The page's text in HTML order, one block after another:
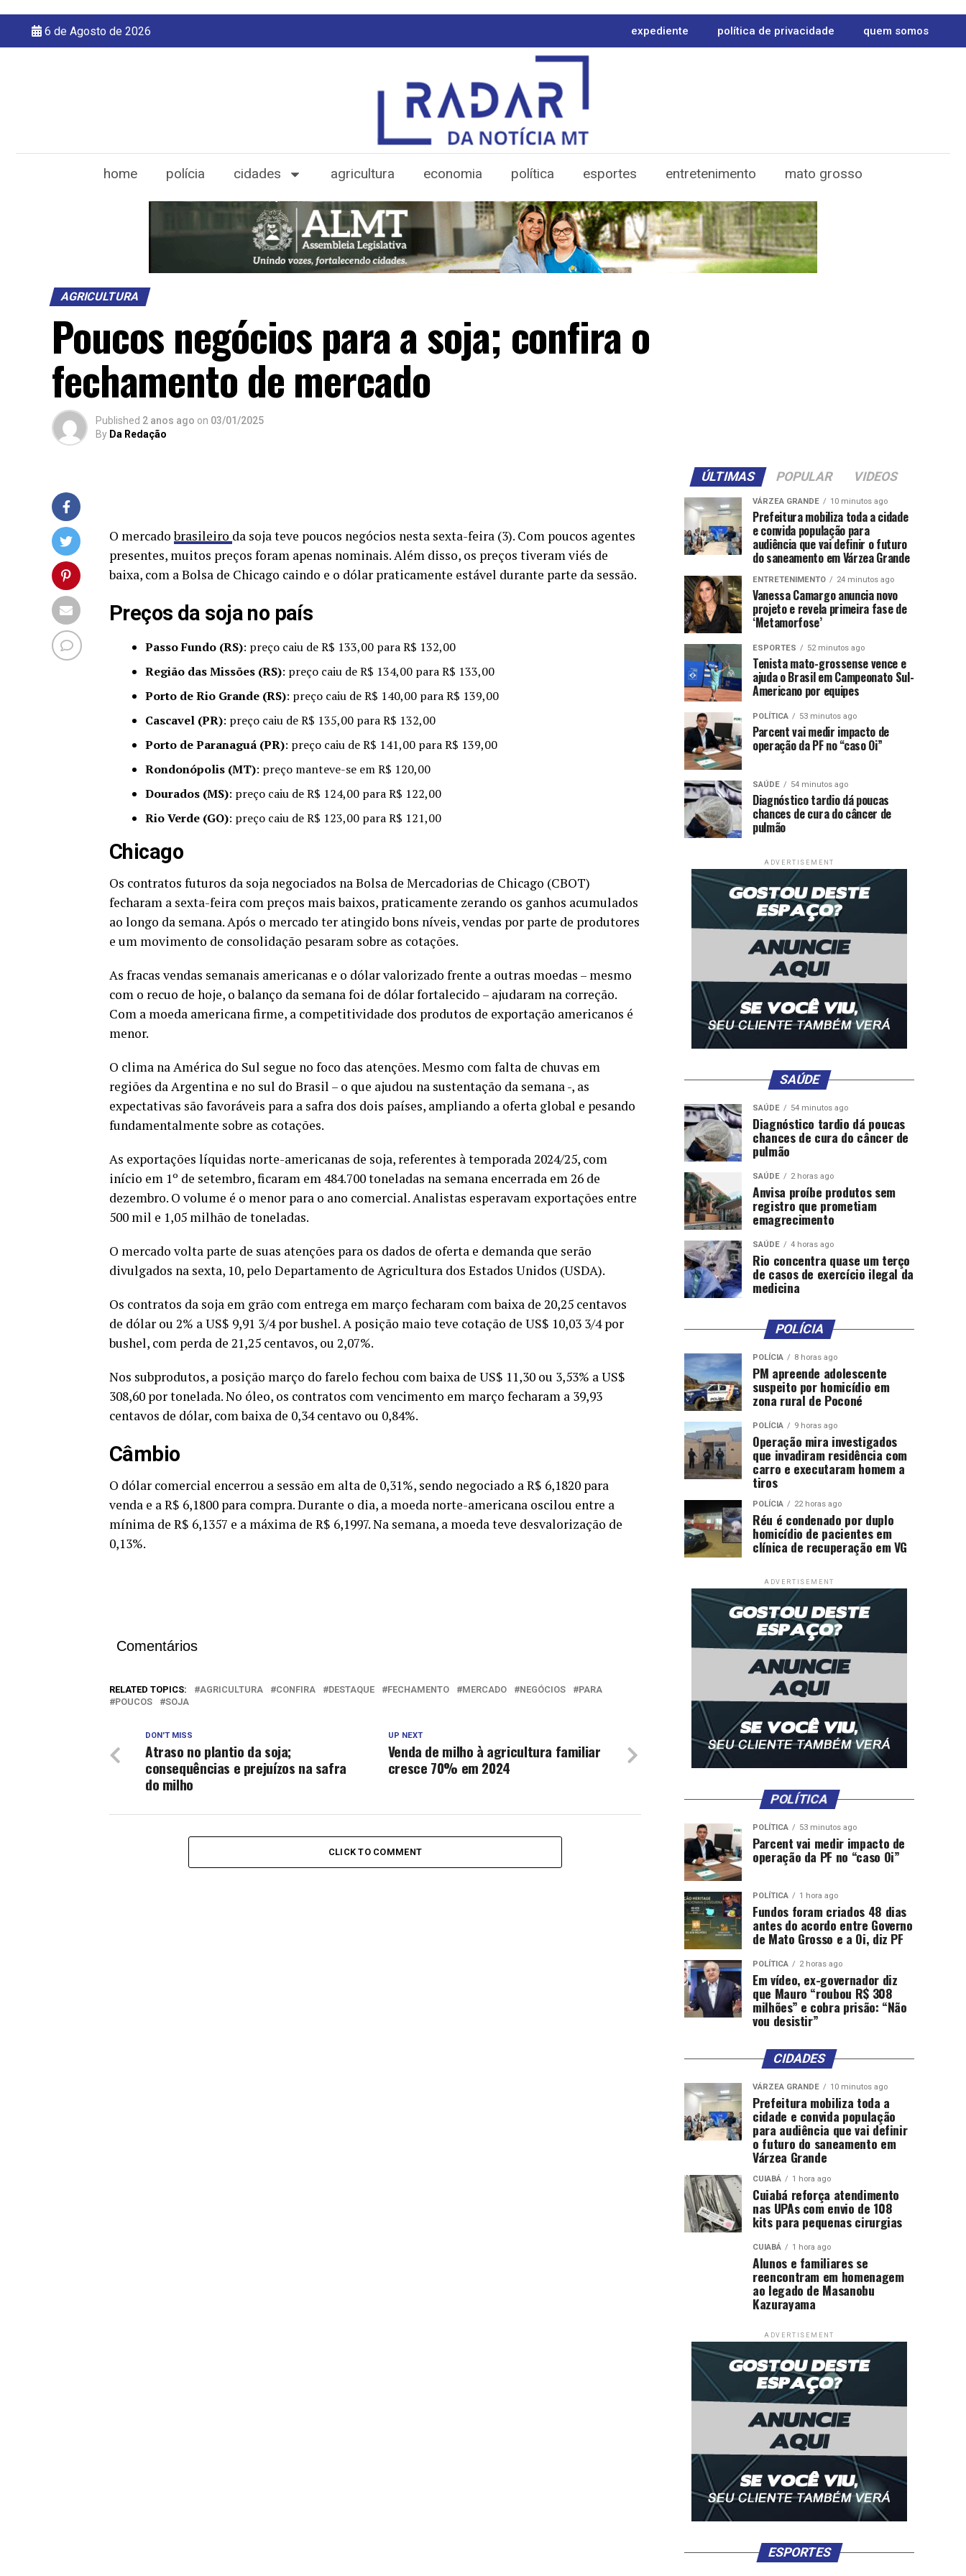
6 de Agosto de 2026 expediente política de privacidade quem somos
home polícia cidades agricultura economia política esportes entretenimento mato grosso
AGRICULTURA
Poucos negócios para a soja; confira o
fechamento de mercado
Published 2 anos ago on 03/01/2025
By Da Redação
O mercadobrasileiro da soja teve poucos negócios nesta sexta-feira (3). Com poucos agentes
presentes, muitos preços foram apenas nominais. Além disso, os preços tiveram viés de
baixa, com a Bolsa de Chicago caindo e o dólar praticamente estável durante parte da sessão.
Preços da soja no país
Passo Fundo (RS): preço caiu de R$ 133,00 para R$ 132,00
Região das Missões (RS): preço caiu de R$ 134,00 para R$ 133,00
Porto de Rio Grande (RS): preço caiu de R$ 140,00 para R$ 139,00
Cascavel (PR): preço caiu de R$ 135,00 para R$ 132,00
Porto de Paranaguá (PR): preço caiu de R$ 141,00 para R$ 139,00
Rondonópolis (MT): preço manteve-se em R$ 120,00
Dourados (MS): preço caiu de R$ 124,00 para R$ 122,00
Rio Verde (GO): preço caiu de R$ 123,00 para R$ 121,00
Chicago
Os contratos futuros da soja negociados na Bolsa de Mercadorias de Chicago (CBOT)
fecharam a sexta-feira com preços mais baixos, praticamente zerando os ganhos acumulados
ao longo da semana. Após o mercado ter atingido bons níveis, vendas por parte de produtores
e um movimento de consolidação pesaram sobre as cotações.
As fracas vendas semanais americanas e o dólar valorizado frente a outras moedas – mesmo
com o recuo de hoje, o balanço da semana foi de dólar fortalecido – ajudaram na correção.
Com a moeda americana firme, a competitividade dos produtos de exportação americanos é
menor.
O clima na América do Sul segue no foco das atenções. Mesmo com falta de chuvas em
regiões da Argentina e no sul do Brasil – o que ajudou na sustentação da semana -, as
expectativas são favoráveis para a safra dos dois países, ampliando a oferta global e pesando
fundamentalmente sobre as cotações.
As exportações líquidas norte-americanas de soja, referentes à temporada 2024/25, com
início em 1º de setembro, ficaram em 484.700 toneladas na semana encerrada em 26 de
dezembro. O volume é o menor para o ano comercial. Analistas esperavam exportações entre
500 mil e 1,05 milhão de toneladas.
O mercado volta parte de suas atenções para os dados de oferta e demanda que serão
divulgados na sexta, 10, pelo Departamento de Agricultura dos Estados Unidos (USDA).
Os contratos da soja em grão com entrega em março fecharam com baixa de 20,25 centavos
de dólar ou 2% a US$ 9,91 3/4 por bushel. A posição maio teve cotação de US$ 10,03 3/4 por
bushel, com perda de 21,25 centavos, ou 2,07%.
Nos subprodutos, a posição março do farelo fechou com baixa de US$ 11,30 ou 3,53% a US$
308,60 por tonelada. No óleo, os contratos com vencimento em março fecharam a 39,93
centavos de dólar, com baixa de 0,34 centavo ou 0,84%.
Câmbio
O dólar comercial encerrou a sessão em alta de 0,31%, sendo negociado a R$ 6,1820 para
venda e a R$ 6,1800 para compra. Durante o dia, a moeda norte-americana oscilou entre a
mínima de R$ 6,1357 e a máxima de R$ 6,1997. Na semana, a moeda teve desvalorização de
0,13%.
Comentários
RELATED TOPICS: AGRICULTURA CONFIRA DESTAQUE FECHAMENTO MERCADO NEGÓCIOS
PARA
POUCOS
SOJA
UP NEXT
Venda de milho à agricultura familiar
cresce 70% em 2024
DON'T MISS
Atraso no plantio da soja;
consequências e prejuízos na safra
do milho
CLICK TO COMMENT
ÚLTIMAS POPULAR VIDEOS
VÁRZEA GRANDE 10 minutos ago
Prefeitura mobiliza toda a cidade
e convida população para
audiência que vai definir o futuro
do saneamento em Várzea Grande
ENTRETENIMENTO 24 minutos ago
Vanessa Camargo anuncia novo
projeto e revela primeira fase de
‘Metamorfose’
ESPORTES 52 minutos ago
Tenista mato-grossense vence e
ajuda o Brasil em Campeonato Sul-
Americano por equipes
POLÍTICA 53 minutos ago
Parcent vai medir impacto de
operação da PF no “caso Oi”
SAÚDE 54 minutos ago
Diagnóstico tardio dá poucas
chances de cura do câncer de
pulmão
ADVERTISEMENT
SAÚDE
SAÚDE 54 minutos ago
Diagnóstico tardio dá poucas
chances de cura do câncer de
pulmão
SAÚDE 2 horas ago
Anvisa proíbe produtos sem
registro que prometiam
emagrecimento
SAÚDE 4 horas ago
Rio concentra quase um terço
de casos de exercício ilegal da
medicina
POLÍCIA
POLÍCIA 8 horas ago
PM apreende adolescente
suspeito por homicídio em
zona rural de Poconé
POLÍCIA 9 horas ago
Operação mira investigados
que invadiram residência com
carro e executaram homem a
tiros
POLÍCIA 22 horas ago
Réu é condenado por duplo
homicídio de pacientes em
clínica de recuperação em VG
ADVERTISEMENT
POLÍTICA
POLÍTICA 53 minutos ago
Parcent vai medir impacto de
operação da PF no “caso Oi”
POLÍTICA 1 hora ago
Fundos foram criados 48 dias
antes do acordo entre Governo
de Mato Grosso e a Oi, diz PF
POLÍTICA 2 horas ago
Em vídeo, ex-governador diz
que Mauro “roubou R$ 308
milhões” e cobra prisão: “Não
vou desistir”
CIDADES
VÁRZEA GRANDE 10 minutos ago
Prefeitura mobiliza toda a
cidade e convida população
para audiência que vai definir
o futuro do saneamento em
Várzea Grande
CUIABÁ 1 hora ago
Cuiabá reforça atendimento
nas UPAs com envio de 108
kits para pequenas cirurgias
CUIABÁ 1 hora ago
Alunos e familiares se
reencontram em homenagem
ao legado de Masanobu
Kazurayama
ADVERTISEMENT
ESPORTES